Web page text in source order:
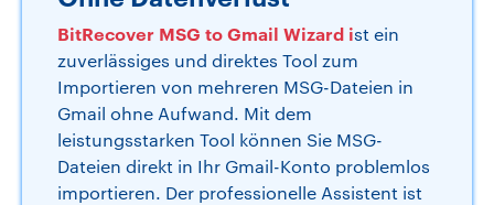
BitRecover MSG to Gmail Wizard ist ein
zuverlässiges und direktes Tool zum
Importieren von mehreren MSG-Dateien in
Gmail ohne Aufwand. Mit dem
leistungsstarken Tool können Sie MSG-
Dateien direkt in Ihr Gmail-Konto problemlos
importieren. Der professionelle Assistent ist